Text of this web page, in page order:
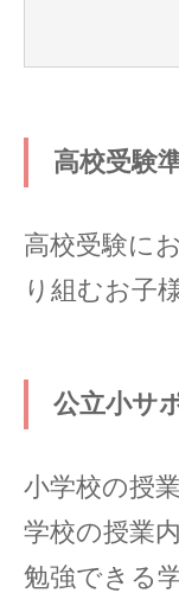
高校受験
高校受験に
り組むお子
公立小サ
小学校の授
学校の授業
勉強できる